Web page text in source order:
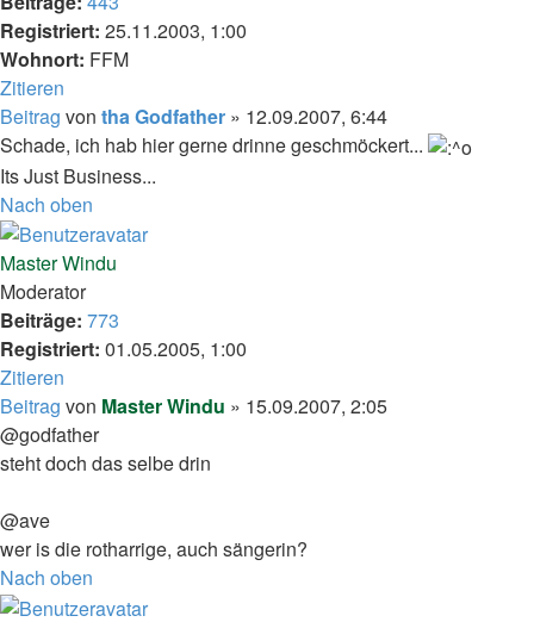
Registriert: 25.11.2003, 1:00
Wohnort: FFM
Zitieren
Beitrag von tha Godfather » 12.09.2007, 6:44
Schade, ich hab hier gerne drinne geschmöckert...
Its Just Business...
Nach oben
Master Windu
Moderator
Beiträge: 773
Registriert: 01.05.2005, 1:00
Zitieren
Beitrag von Master Windu » 15.09.2007, 2:05
@godfather
steht doch das selbe drin
@ave
wer is die rotharrige, auch sängerin?
Nach oben